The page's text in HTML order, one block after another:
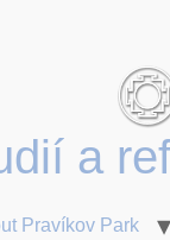
a
Pravíkov Park